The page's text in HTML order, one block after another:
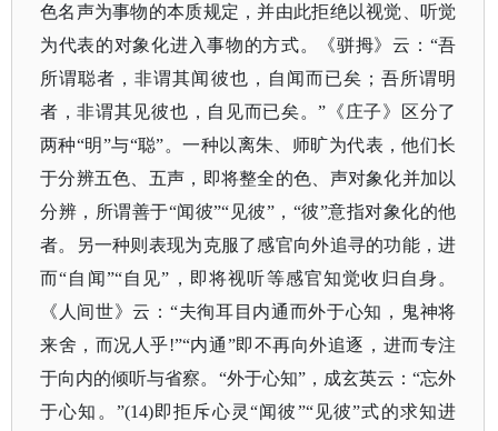
色名声为事物的本质规定，并由此拒绝以视觉、听觉
为代表的对象化进入事物的方式。《骈拇》云：“吾
所谓聪者，非谓其闻彼也，自闻而已矣；吾所谓明
者，非谓其见彼也，自见而已矣。”《庄子》区分了
两种“明”与“聪”。一种以离朱、师旷为代表，他们长
于分辨五色、五声，即将整全的色、声对象化并加以
分辨，所谓善于“闻彼”“见彼”，“彼”意指对象化的他
者。另一种则表现为克服了感官向外追寻的功能，进
而“自闻”“自见”，即将视听等感官知觉收归自身。
《人间世》云：“夫徇耳目内通而外于心知，鬼神将
来舍，而况人乎!”“内通”即不再向外追逐，进而专注
于向内的倾听与省察。“外于心知”，成玄英云：“忘外
于心知。”(14)即拒斥心灵“闻彼”“见彼”式的求知进